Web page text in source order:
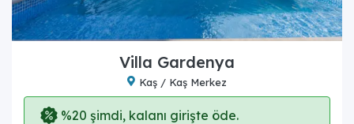
Villa Gardenya
Kaş / Kaş Merkez
%20 şimdi, kalanı girişte öde.